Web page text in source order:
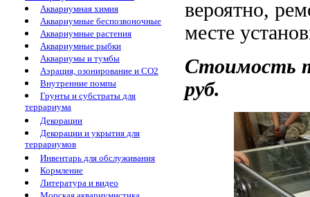
Аквариумная химия
Аквариумные беспозвоночные
Аквариумные растения
Аквариумные рыбки
Аквариумы и тумбы
Аэрация, озонирование и CO2
Внутренние помпы
Грунты и субстраты для
террариума
Декорации
Декорации и укрытия для
террариумов
Инвентарь для обслуживания
Кормление
Литература и видео
вероятно,
месте
Стоимость
руб.